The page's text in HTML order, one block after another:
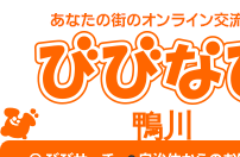
鴨川